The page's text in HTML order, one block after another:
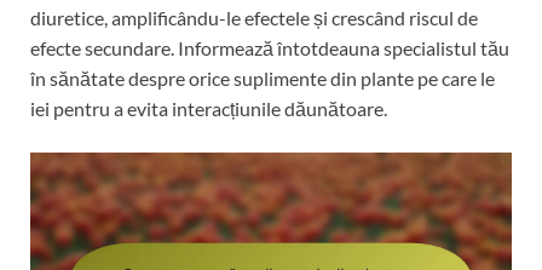
diuretice, amplificându-le efectele și crescând riscul de
efecte secundare. Informează întotdeauna specialistul tău
în sănătate despre orice suplimente din plante pe care le
iei pentru a evita interacțiunile dăunătoare.